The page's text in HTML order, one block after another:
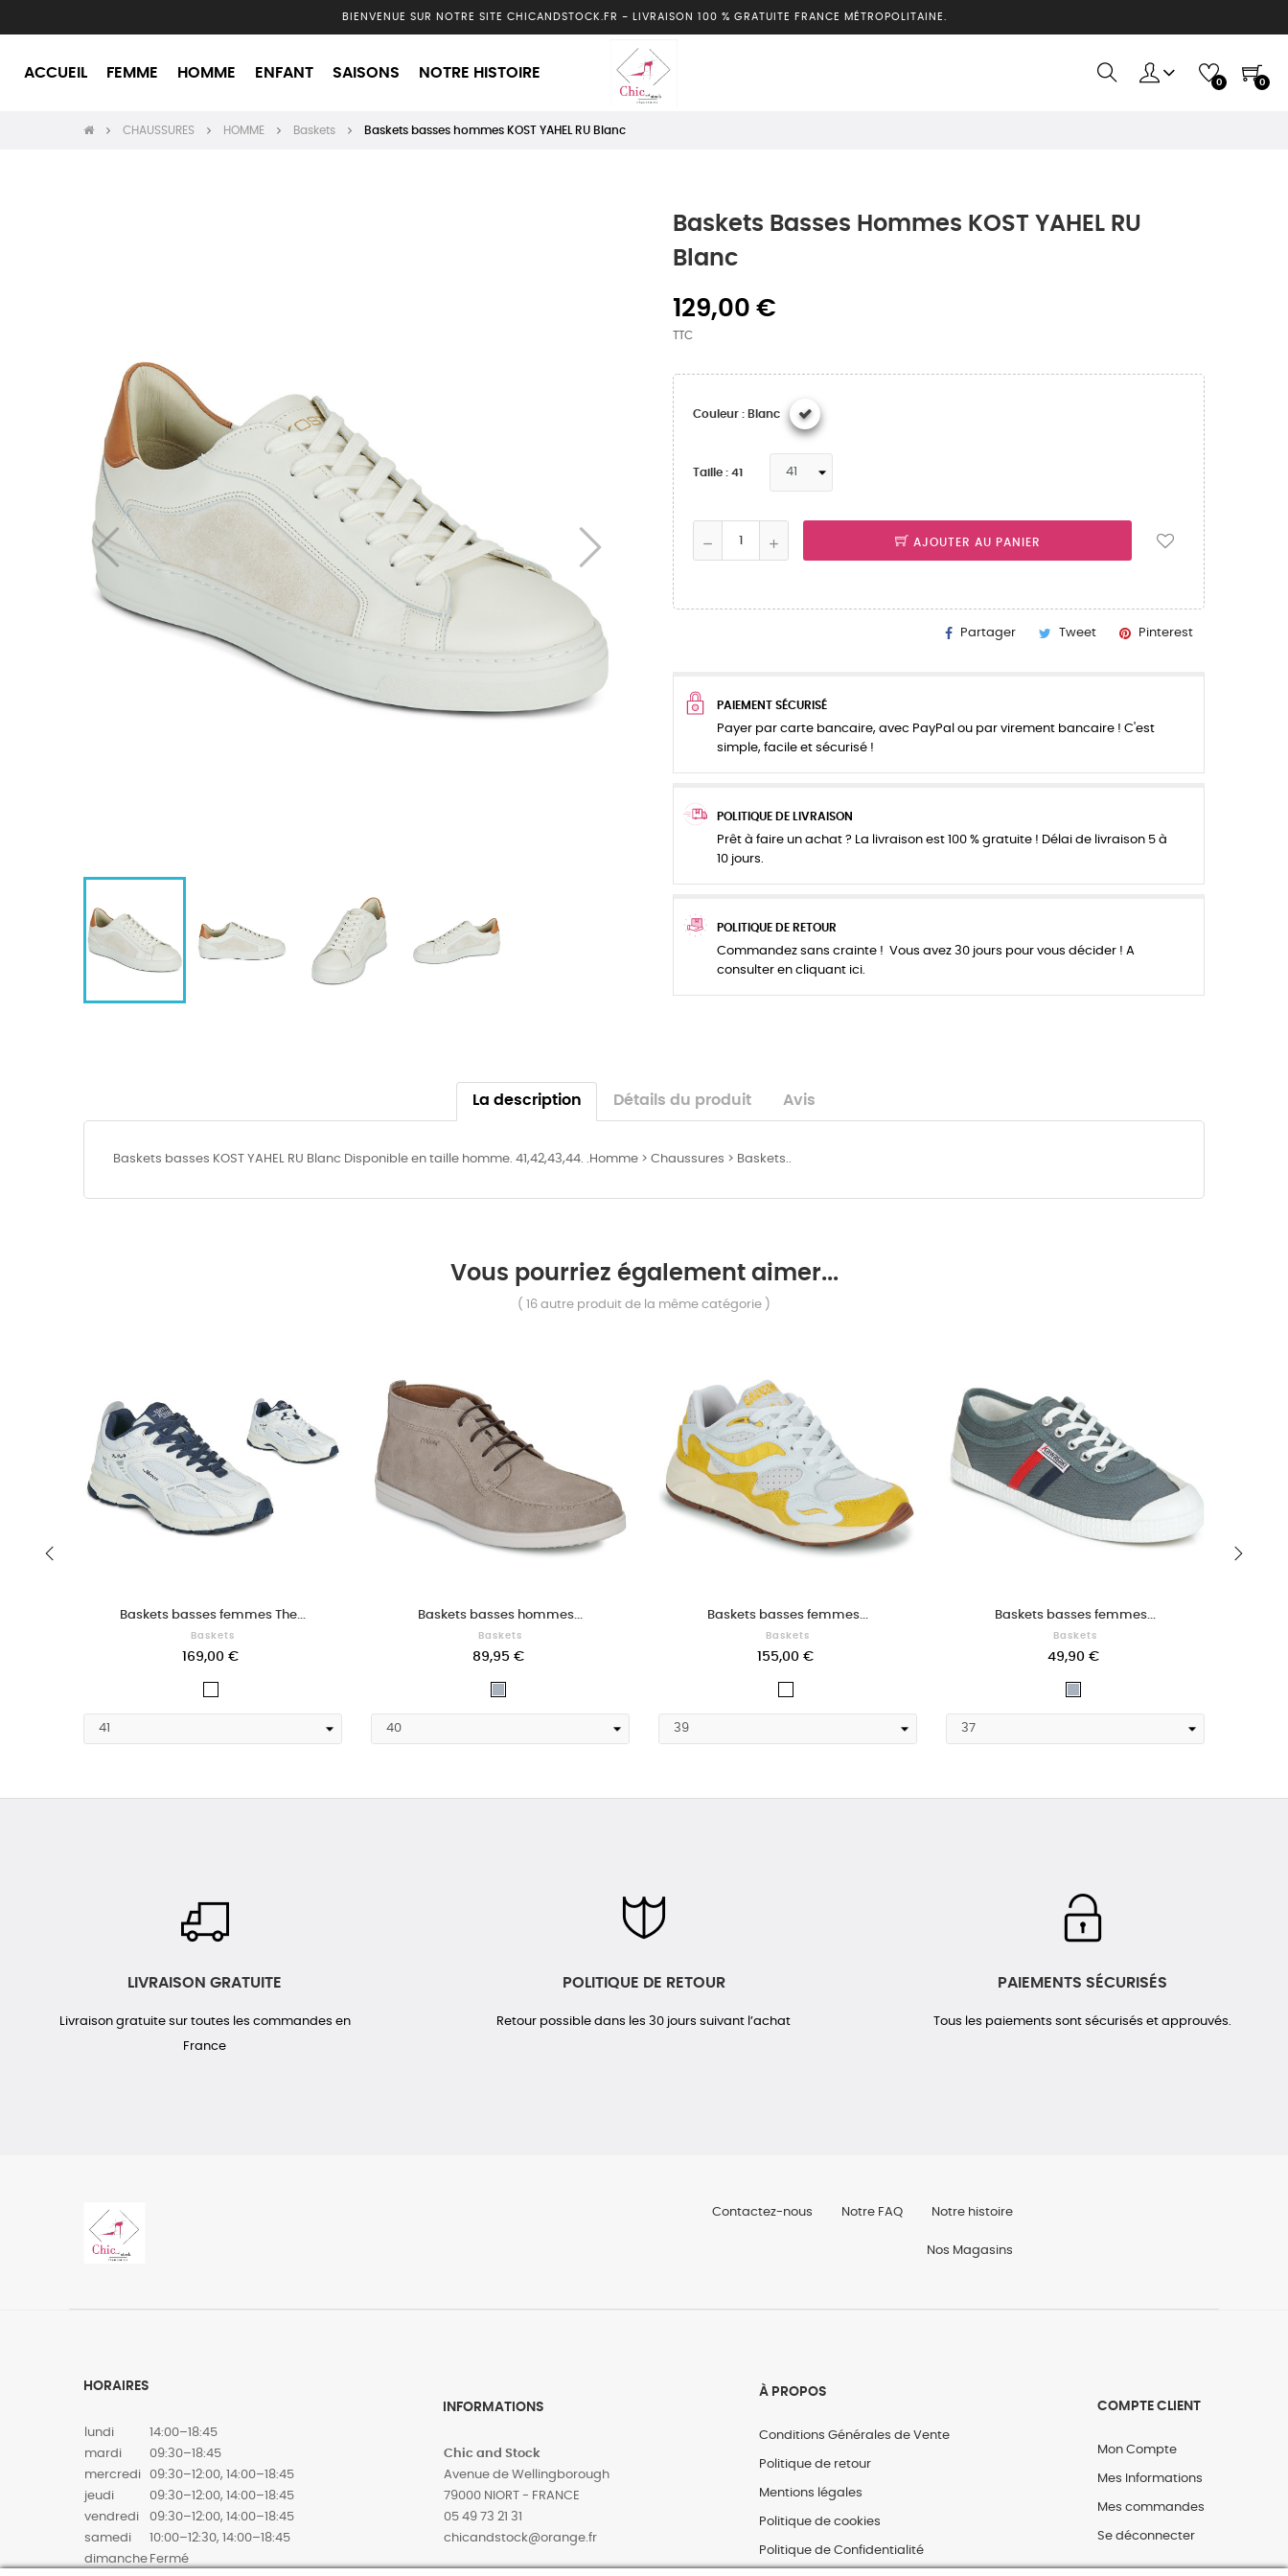
BIENVENUE SUR NOTRE SITE CHICANDSTOCK.FR - LIVRAISON 100 % GRATUITE FRANCE MÉTROPOLITAINE.
ACCUEIL FEMME HOMME ENFANT SAISONS NOTRE HISTOIRE
0 0
CHAUSSURES HOMME Baskets Baskets basses hommes KOST YAHEL RU Blanc
Baskets Basses Hommes KOST YAHEL RU
Blanc
129,00 €
TTC
Couleur : Blanc
Taille : 41
AJOUTER AU PANIER
Partager Tweet Pinterest
PAIEMENT SÉCURISÉ
Payer par carte bancaire, avec PayPal ou par virement bancaire ! C'est
simple, facile et sécurisé !
POLITIQUE DE LIVRAISON
Prêt à faire un achat ? La livraison est 100 % gratuite ! Délai de livraison 5 à
10 jours.
POLITIQUE DE RETOUR
Commandez sans crainte ! Vous avez 30 jours pour vous décider ! A
consulter en cliquant ici.
La description Détails du produit Avis
Baskets basses KOST YAHEL RU Blanc Disponible en taille homme. 41,42,43,44. .Homme > Chaussures > Baskets..
Vous pourriez également aimer...
( 16 autre produit de la même catégorie )
Baskets basses femmes The...
Baskets
169,00 €
Baskets basses hommes...
Baskets
89,95 €
Baskets basses femmes...
Baskets
155,00 €
Baskets basses femmes...
Baskets
49,90 €
LIVRAISON GRATUITE
Livraison gratuite sur toutes les commandes en
France
POLITIQUE DE RETOUR
Retour possible dans les 30 jours suivant l’achat
PAIEMENTS SÉCURISÉS
Tous les paiements sont sécurisés et approuvés.
Contactez-nous Notre FAQ Notre histoire
Nos Magasins
HORAIRES
lundi
14:00–18:45
mardi
09:30–18:45
mercredi
09:30–12:00, 14:00–18:45
jeudi
09:30–12:00, 14:00–18:45
vendredi
09:30–12:00, 14:00–18:45
samedi
10:00–12:30, 14:00–18:45
dimanche Fermé
INFORMATIONS
Chic and Stock
Avenue de Wellingborough
79000 NIORT - FRANCE
05 49 73 21 31
‎chicandstock@orange.fr
À PROPOS
Conditions Générales de Vente
Politique de retour
Mentions légales
Politique de cookies
Politique de Confidentialité
COMPTE CLIENT
Mon Compte
Mes Informations
Mes commandes
Se déconnecter